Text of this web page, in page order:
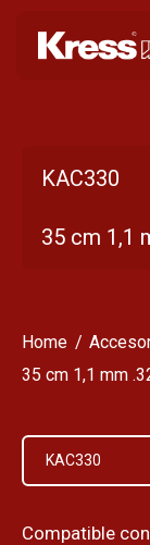
KAC330
35 cm 1,1
Home
35 cm 1,1 mm
KAC330
Compatible